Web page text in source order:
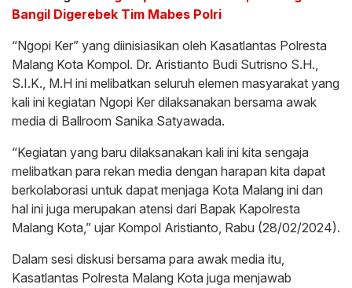
Bangil Digerebek Tim Mabes Polri
“Ngopi Ker” yang diinisiasikan oleh Kasatlantas Polresta
Malang Kota Kompol. Dr. Aristianto Budi Sutrisno S.H.,
S.I.K., M.H ini melibatkan seluruh elemen masyarakat yang
kali ini kegiatan Ngopi Ker dilaksanakan bersama awak
media di Ballroom Sanika Satyawada.
“Kegiatan yang baru dilaksanakan kali ini kita sengaja
melibatkan para rekan media dengan harapan kita dapat
berkolaborasi untuk dapat menjaga Kota Malang ini dan
hal ini juga merupakan atensi dari Bapak Kapolresta
Malang Kota,” ujar Kompol Aristianto, Rabu (28/02/2024).
Dalam sesi diskusi bersama para awak media itu,
Kasatlantas Polresta Malang Kota juga menjawab